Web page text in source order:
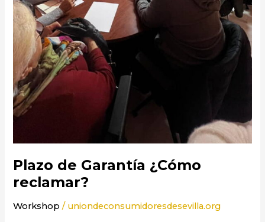
Plazo de Garantía ¿Cómo
reclamar?
Workshop / uniondeconsumidoresdesevilla.org